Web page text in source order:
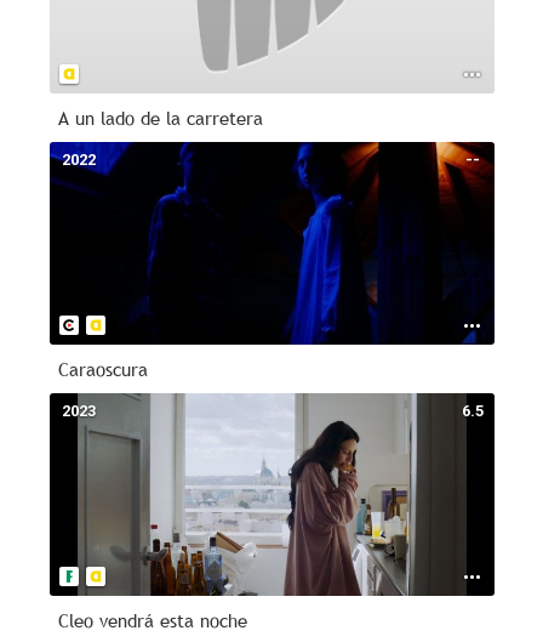
A un lado de la carretera
--
2022
Caraoscura
6.5
2023
Cleo vendrá esta noche